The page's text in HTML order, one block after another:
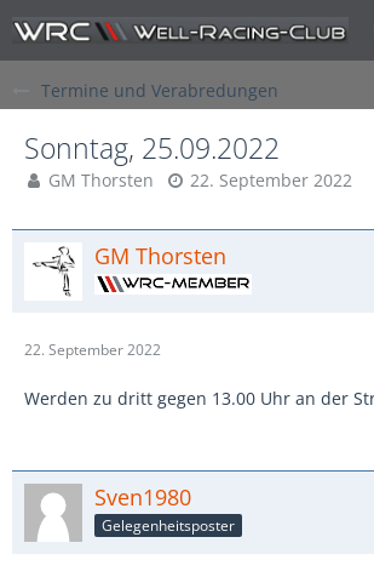
Termine und Verabredungen
Sonntag, 25.09.2022
GM Thorsten 22. September 2022
GM Thorsten
22. September 2022
Werden zu dritt gegen 13.00 Uhr an der
Sven1980
Gelegenheitsposter